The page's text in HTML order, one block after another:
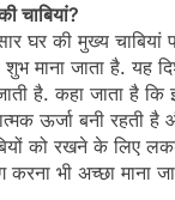
चाबियां?
घर की मुख्य चाबियां
शुभ माना जाता है. यह
है. कहा जाता है कि
ऊर्जा बनी रहती है
को रखने के लिए
भी अच्छा माना